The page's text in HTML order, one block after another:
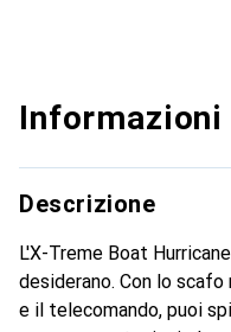
Descrizione
L'X-Treme Boat
desiderano. Con lo
e il telecomando, puoi